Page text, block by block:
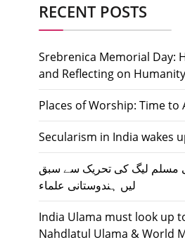
RECENT POSTS
Srebrenica Memorial Day:
and Reflecting on Humanity
Places of Worship: Time to
Secularism in India wakes
مسلم لیگ کی تحریک سے سبق
لیں ہندوستانی علماء
India Ulama must look up
Nahdlatul Ulama & World